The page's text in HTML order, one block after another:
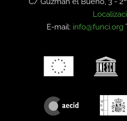
E-mail: info@funci.org